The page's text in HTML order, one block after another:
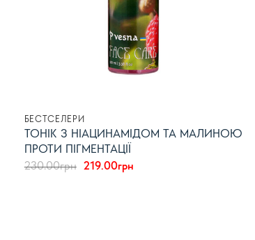
БЕСТСЕЛЕРИ
ТОНІК З НІАЦИНАМІДОМ ТА МАЛИНОЮ
ПРОТИ ПІГМЕНТАЦІЇ
230.00грн
Оригінальна
219.00грнПоточна